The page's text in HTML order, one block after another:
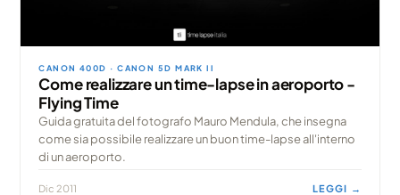
CANON 400D · CANON 5D MARK II
Come realizzare un time-lapse in aeroporto -
Flying Time
Guida gratuita del fotografo Mauro Mendula, che insegna
come sia possibile realizzare un buon time-lapse all'interno
di un aeroporto.
Dic 2011 LEGGI →